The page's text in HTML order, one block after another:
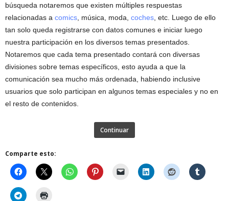
búsqueda notaremos que existen múltiples respuestas
relacionadas a comics , música, moda, coches , etc. Luego de ello
tan solo queda registrarse con datos comunes e iniciar luego
nuestra participación en los diversos temas presentados.
Notaremos que cada tema presentado contará con diversas
divisiones sobre temas específicos, esto ayuda a que la
comunicación sea mucho más ordenada, habiendo inclusive
usuarios que solo participan en algunos temas especiales y no en
el resto de contenidos.
Continuar
Comparte esto: